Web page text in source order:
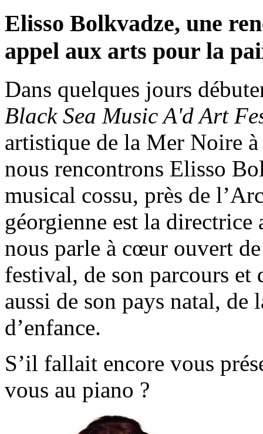
Elisso Bolkvadze, une
appel aux arts pour la
Dans quelques jours
Black Sea Music A'd Art
artistique de la Mer Noire
nous rencontrons Elisso
musical cossu, près de
géorgienne est la
nous parle à cœur ouvert
festival, de son parcours et
aussi de son pays natal,
d’enfance.
S’il fallait encore vous
vous au piano ?